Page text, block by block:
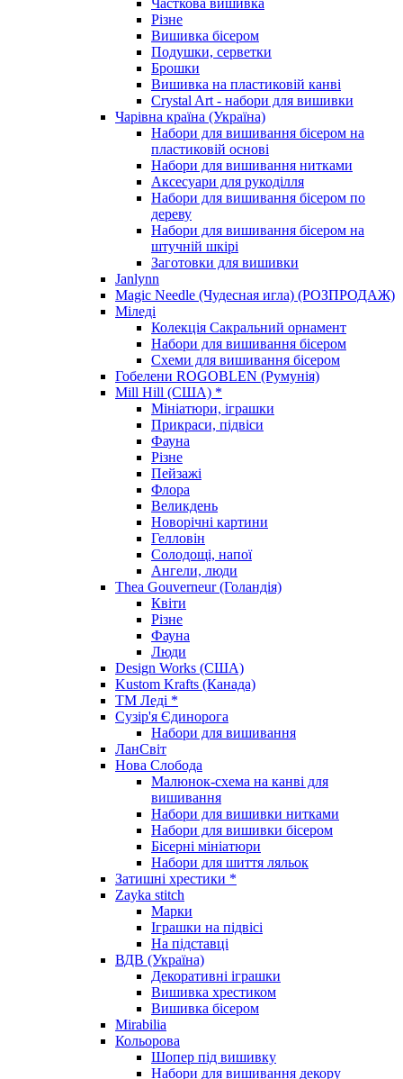
Різне
Вишивка бісером
Подушки, серветки
Брошки
Вишивка на пластиковій канві
Crystal Art - набори для вишивки
Чарівна країна (Україна)
Набори для вишивання бісером на
пластиковій основі
Набори для вишивання нитками
Аксесуари для рукоділля
Набори для вишивання бісером по
дереву
Набори для вишивання бісером на
штучній шкірі
Заготовки для вишивки
Janlynn
Magic Needle (Чудесная игла) (РОЗПРОДАЖ)
Міледі
Колекція Сакральний орнамент
Набори для вишивання бісером
Схеми для вишивання бісером
Гобелени ROGOBLEN (Румунія)
Mill Hill (США) *
Мініатюри, іграшки
Прикраси, підвіси
Фауна
Різне
Пейзажі
Флора
Великдень
Новорічні картини
Гелловін
Солодощі, напої
Ангели, люди
Thea Gouverneur (Голандія)
Квіти
Різне
Фауна
Люди
Design Works (США)
Kustom Krafts (Канада)
ТМ Леді *
Сузір'я Єдинорога
Набори для вишивання
ЛанСвіт
Нова Слобода
Малюнок-схема на канві для
вишивання
Набори для вишивки нитками
Набори для вишивки бісером
Бісерні мініатюри
Набори для шиття ляльок
Затишні хрестики *
Zayka stitch
Марки
Іграшки на підвісі
На підставці
ВДВ (Україна)
Декоративні іграшки
Вишивка хрестиком
Вишивка бісером
Mirabilia
Кольорова
Шопер під вишивку
Набори для вишивання декору